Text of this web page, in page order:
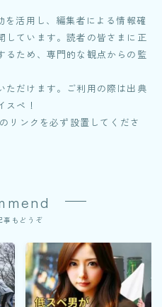
活用し、編集者による情報確
しています。読者の皆さまに正
るため、専門的な観点からの監
だけます。ご利用の際は出典
スペ！
ンクを必ず設置してくださ
事もどうぞ